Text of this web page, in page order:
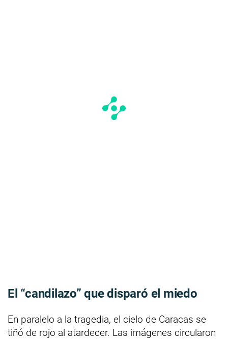
El “candilazo” que disparó el miedo
En paralelo a la tragedia, el cielo de Caracas se
tiñó de rojo al atardecer. Las imágenes circularon